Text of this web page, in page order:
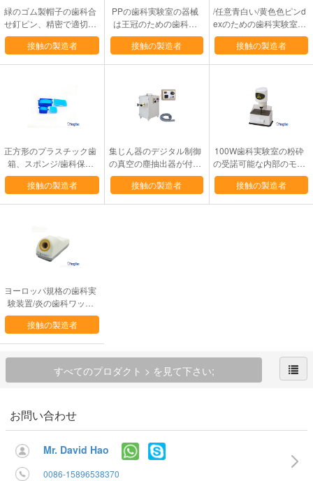
緑のゴム製帽子の歯科合
せ釘ピン、精密で適切な
設置の合せ釘ピン
接触の製造者
PPの歯科実験室の器械
は王冠のための歯科枕
箱/膜箱を取り除きます
接触の製造者
/任意青白い/黄色色ピンd
exのための歯科実験室の
物質的な板
接触の製造者
正方形のプラスチック歯
箱、スポンジ/歯科保持
器の箱が付いている歯科
実験室プロダクト
接触の製造者
集じん器のデジタル制御
の真空の塵抽出器が付い
ている歯科実験装置
接触の製造者
100W歯科実験室の粉砕
の受諾可能な内部のモデ
ル アーチのトリマーOE
Mサービス
接触の製造者
ヨーロッパ規格の歯科実
験装置/炎の歯科ワック
スのナイフのヒーター無
し
接触の製造者
すべてのプロダクト > を見て下さい;
お問い合わせ
Mr. David Hao
0086-15896538370